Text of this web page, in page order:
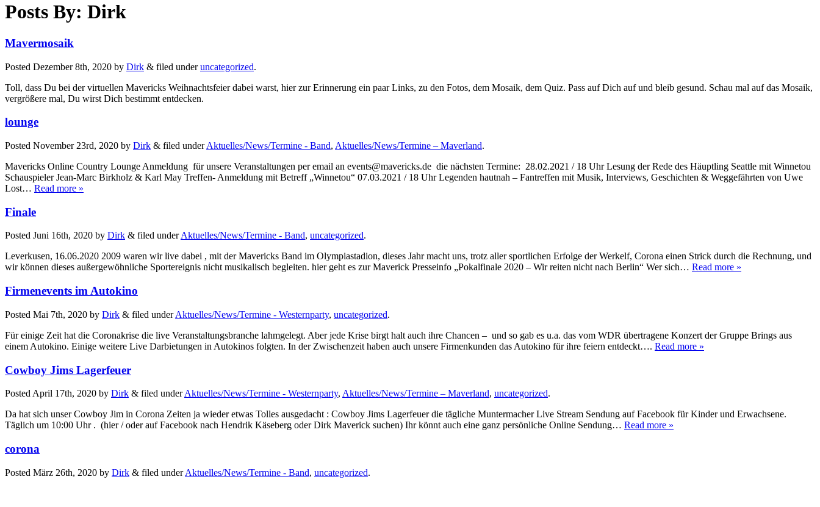
Posts By: Dirk
Mavermosaik
Posted Dezember 8th, 2020 by Dirk & filed underuncategorized.
Toll, dass Du bei der virtuellen Mavericks Weihnachtsfeier dabei warst, hier zur Erinnerung ein paar Links, zu den Fotos, dem Mosaik, dem Quiz. Pass auf Dich auf und bleib gesund. Schau mal auf das Mosaik,
vergrößere mal, Du wirst Dich bestimmt entdecken.
lounge
Posted November 23rd, 2020 by Dirk & filed underAktuelles/News/Termine - Band, Aktuelles/News/Termine – Maverland.
Mavericks Online Country Lounge Anmeldung für unsere Veranstaltungen per email an events@mavericks.de die nächsten Termine: 28.02.2021 / 18 Uhr Lesung der Rede des Häuptling Seattle mit Winnetou
Schauspieler Jean-Marc Birkholz & Karl May Treffen- Anmeldung mit Betreff „Winnetou“ 07.03.2021 / 18 Uhr Legenden hautnah – Fantreffen mit Musik, Interviews, Geschichten & Weggefährten von Uwe
Lost… Read more »
Finale
Posted Juni 16th, 2020 by Dirk & filed underAktuelles/News/Termine - Band, uncategorized.
Leverkusen, 16.06.2020 2009 waren wir live dabei , mit der Mavericks Band im Olympiastadion, dieses Jahr macht uns, trotz aller sportlichen Erfolge der Werkelf, Corona einen Strick durch die Rechnung, und
wir können dieses außergewöhnliche Sportereignis nicht musikalisch begleiten. hier geht es zur Maverick Presseinfo „Pokalfinale 2020 – Wir reiten nicht nach Berlin“ Wer sich… Read more »
Firmenevents im Autokino
Posted Mai 7th, 2020 by Dirk & filed underAktuelles/News/Termine - Westernparty, uncategorized.
Für einige Zeit hat die Coronakrise die live Veranstaltungsbranche lahmgelegt. Aber jede Krise birgt halt auch ihre Chancen – und so gab es u.a. das vom WDR übertragene Konzert der Gruppe Brings aus
einem Autokino. Einige weitere Live Darbietungen in Autokinos folgten. In der Zwischenzeit haben auch unsere Firmenkunden das Autokino für ihre feiern entdeckt…. Read more »
Cowboy Jims Lagerfeuer
Posted April 17th, 2020 by Dirk & filed underAktuelles/News/Termine - Westernparty, Aktuelles/News/Termine – Maverland, uncategorized.
Da hat sich unser Cowboy Jim in Corona Zeiten ja wieder etwas Tolles ausgedacht : Cowboy Jims Lagerfeuer die tägliche Muntermacher Live Stream Sendung auf Facebook für Kinder und Erwachsene.
Täglich um 10:00 Uhr . (hier / oder auf Facebook nach Hendrik Käseberg oder Dirk Maverick suchen) Ihr könnt auch eine ganz persönliche Online Sendung… Read more »
corona
Posted März 26th, 2020 by Dirk & filed underAktuelles/News/Termine - Band, uncategorized.